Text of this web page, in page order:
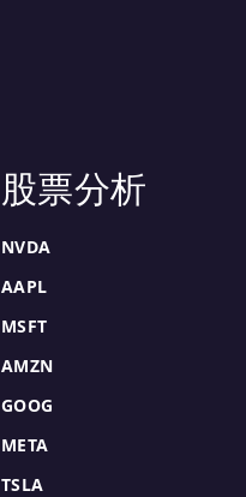
股票分析
NVDA
AAPL
MSFT
AMZN
GOOG
META
TSLA